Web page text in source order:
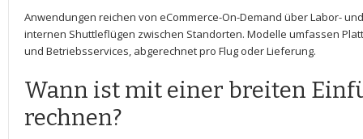
Anwendungen⁢ reichen von eCommerce-On-Demand über⁤ Labor-
internen ⁤Shuttleflügen zwischen Standorten. Modelle umfassen
⁢und Betriebsservices, abgerechnet pro Flug oder Lieferung.
Wann ist mit einer breiten
rechnen?